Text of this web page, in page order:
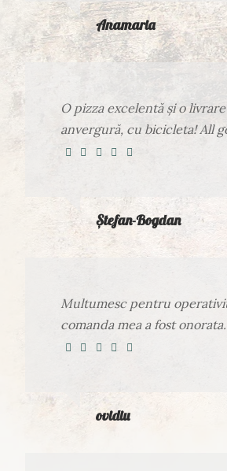
Anamaria
O pizza excelentă și o
anvergură, cu bicicleta! All
Ștefan-Bogdan
Multumesc pentru
comanda mea a fost onorata.
ovidiu